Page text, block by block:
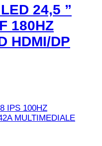
24,5 ”
180HZ
HDMI/DP